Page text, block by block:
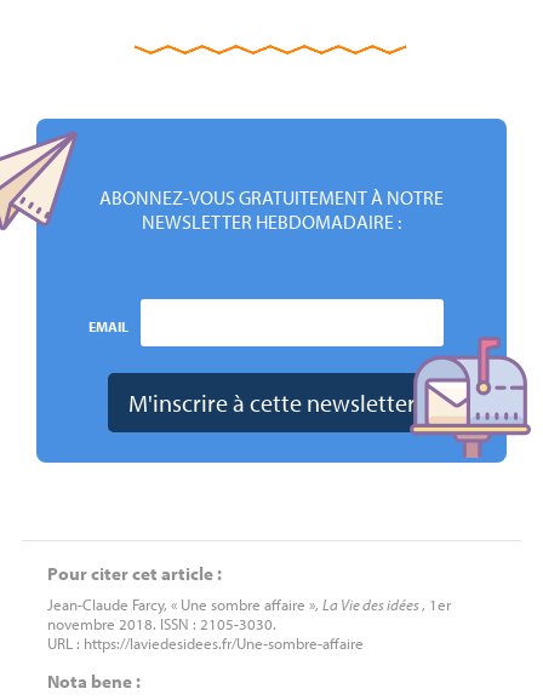
ABONNEZ-VOUS GRATUITEMENT À NOTRE
NEWSLETTER HEBDOMADAIRE :
EMAIL
Pour citer cet article :
Jean-Claude Farcy, « Une sombre affaire », La Vie des idées, 1er
novembre 2018. ISSN : 2105-3030.
URL : https://laviedesidees.fr/Une-sombre-affaire
Nota bene :